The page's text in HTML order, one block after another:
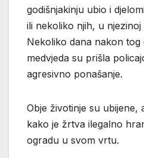
godišnjakinju ubio i
ili nekoliko njih, u
Nekoliko dana nakon tog
medvjeda su prišla
agresivno ponašanje.
Obje životinje su ubijene,
kako je žrtva ilegalno
ogradu u svom vrtu.